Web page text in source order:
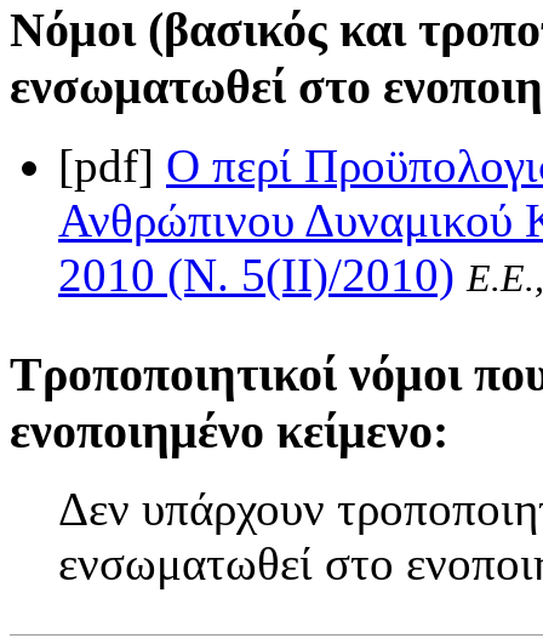
Νόμοι (βασικός και
ενσωματωθεί στο
[pdf] Ο περί
Ανθρώπινου
2010 (Ν. 5(II)/2010)
Τροποποιητικοί νόμοι
ενοποιημένο κείμενο:
Δεν υπάρχουν
ενσωματωθεί στο